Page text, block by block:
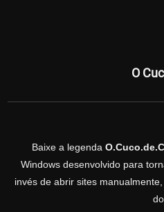
O
Baixe a legenda
Windows desenvolvido para
invés de abrir sites